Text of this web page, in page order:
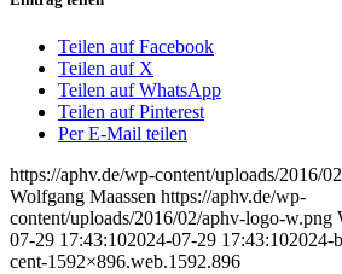
Teilen auf Facebook
Teilen auf X
Teilen auf WhatsApp
Teilen auf Pinterest
Per E-Mail teilen
https://aphv.de/wp-content/uploads/2016/
Wolfgang Maassen https://aphv.de/wp-
content/uploads/2016/02/aphv-logo-w.png
07-29 17:43:102024-07-29 17:43:102024-
cent-1592×896.web.1592.896